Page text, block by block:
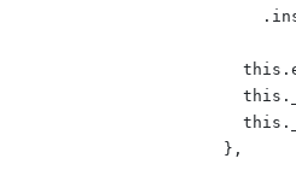
      },